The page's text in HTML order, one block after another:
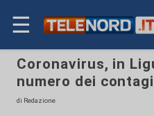
☰
Coronavirus, in
numero dei
di Redazione